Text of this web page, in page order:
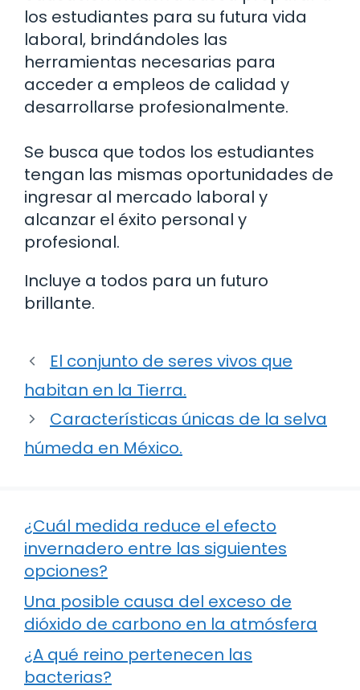
los estudiantes para su futura vida
laboral, brindándoles las
herramientas necesarias para
acceder a empleos de calidad y
desarrollarse profesionalmente.
Se busca que todos los estudiantes
tengan las mismas oportunidades de
ingresar al mercado laboral y
alcanzar el éxito personal y
profesional.
Incluye a todos para un futuro
brillante.
El conjunto de seres vivos que
habitan en la Tierra.
Características únicas de la selva
húmeda en México.
¿Cuál medida reduce el efecto
invernadero entre las siguientes
opciones?
Una posible causa del exceso de
dióxido de carbono en la atmósfera
¿A qué reino pertenecen las
bacterias?